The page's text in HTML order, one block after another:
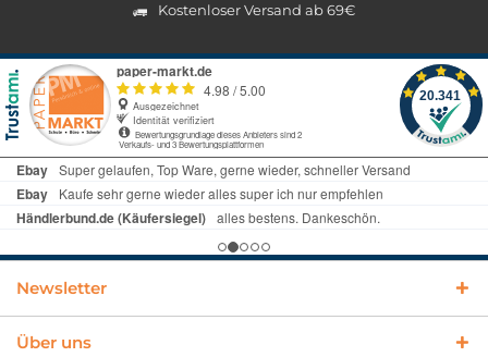
Kostenloser Versand ab 69€
Newsletter
Über uns